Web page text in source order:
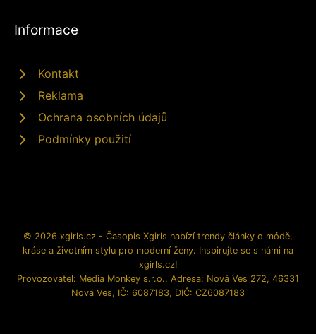
Informace
Kontakt
Reklama
Ochrana osobních údajů
Podmínky použití
© 2026 xgirls.cz - Časopis Xgirls nabízí trendy články o módě,
kráse a životním stylu pro moderní ženy. Inspirujte se s námi na
xgirls.cz!
Provozovatel: Media Monkey s.r.o., Adresa: Nová Ves 272, 46331
Nová Ves, IČ: 6087183, DIČ: CZ6087183